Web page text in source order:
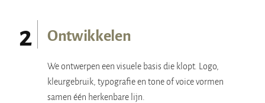
2 Ontwikkelen
We ontwerpen een visuele basis die klopt. Logo,
kleurgebruik, typografie en tone of voice vormen
samen één herkenbare lijn.